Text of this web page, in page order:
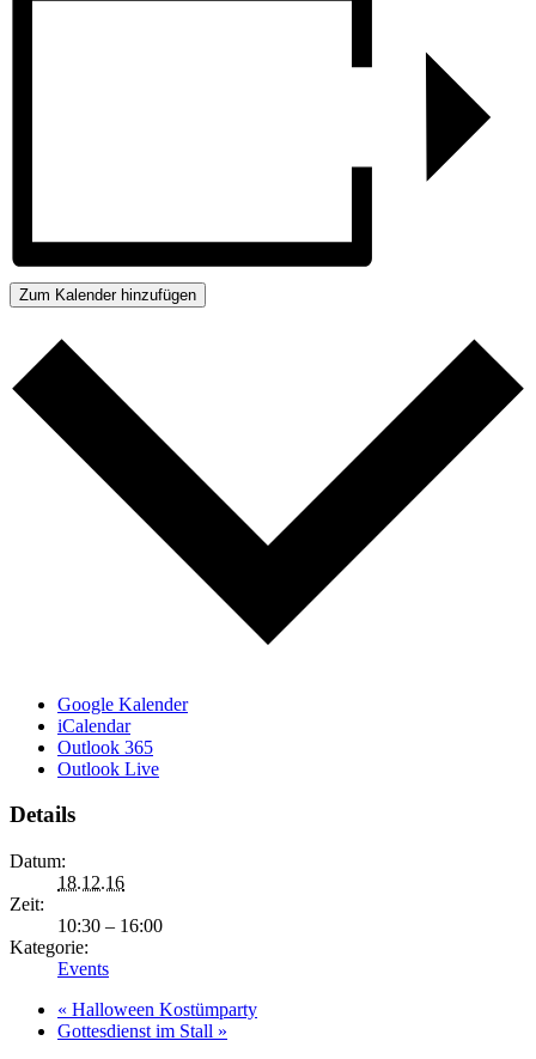
Zum Kalender hinzufügen
Google Kalender
iCalendar
Outlook 365
Outlook Live
Details
Datum:
18.12.16
Zeit:
10:30 – 16:00
Kategorie:
Events
« Halloween Kostümparty
Gottesdienst im Stall »